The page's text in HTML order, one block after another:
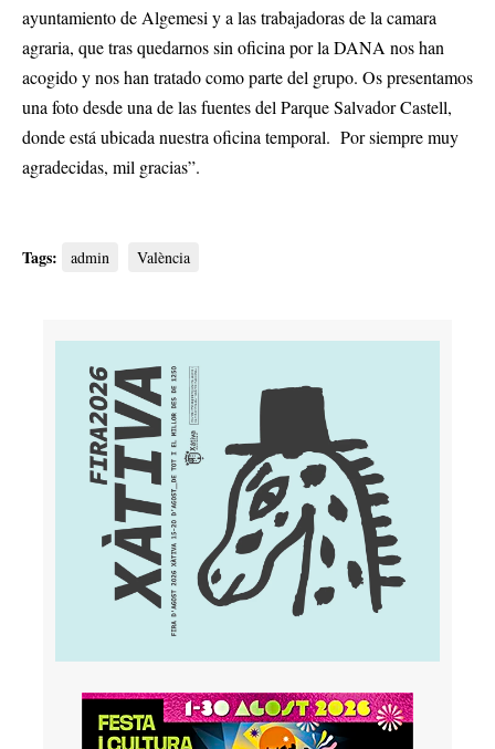
ayuntamiento de Algemesi y a las trabajadoras de la camara
agraria, que tras quedarnos sin oficina por la DANA nos han
acogido y nos han tratado como parte del grupo. Os presentamos
una foto desde una de las fuentes del Parque Salvador Castell,
donde está ubicada nuestra oficina temporal. Por siempre muy
agradecidas, mil gracias”.
Tags: admin València